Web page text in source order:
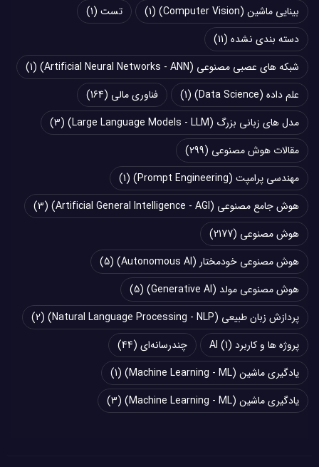
بینایی ماشین (Computer Vision)
(1) تست (1)
دسته بندی نشده (11)
شبکه های عصبی مصنوعی (Artificial Neural Networks - ANN)
(1)
علم داده (Data Science)
(1) فناوری مالی (164)
مدل های زبانی بزرگ (Large Language Models - LLM)
(3)
مقالات هوش مصنوعی (299)
مهندسی پرامپت (Prompt Engineering)
(1)
هوش جامع مصنوعی (Artificial General Intelligence - AGI)
(3)
هوش مصنوعی (2177)
هوش مصنوعی خودمختار (Autonomous AI)
(5)
هوش مصنوعی مولد (Generative AI)
(5)
پردازش زبان طبیعی (Natural Language Processing - NLP)
(2)
پروژه ها و کاربرد AI (1) چند‌‌رسانه‌ای (44)
یادگیری ماشین (Machine Learning - ML)
(1)
یادگیری ماشین (Machine Learning - ML)
(3)